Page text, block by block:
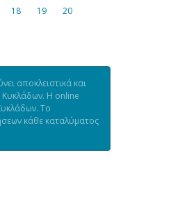
18 19
20
αποκλειστικά και
Κυκλάδων. Η online
Το
κάθε καταλύματος